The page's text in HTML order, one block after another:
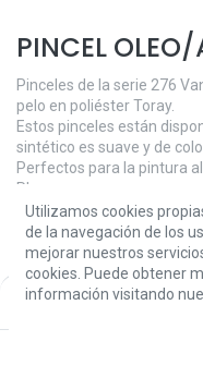
Price:
PINCEL
Pinceles de la serie 276
pelo en poliéster Toray.
Estos pinceles están
sintético es suave y de
Perfectos para la pintura al
Plano
2,40€
Utilizamos cookies
de la navegación de los
mejorar nuestros
cookies. Puede obtener
información visitando